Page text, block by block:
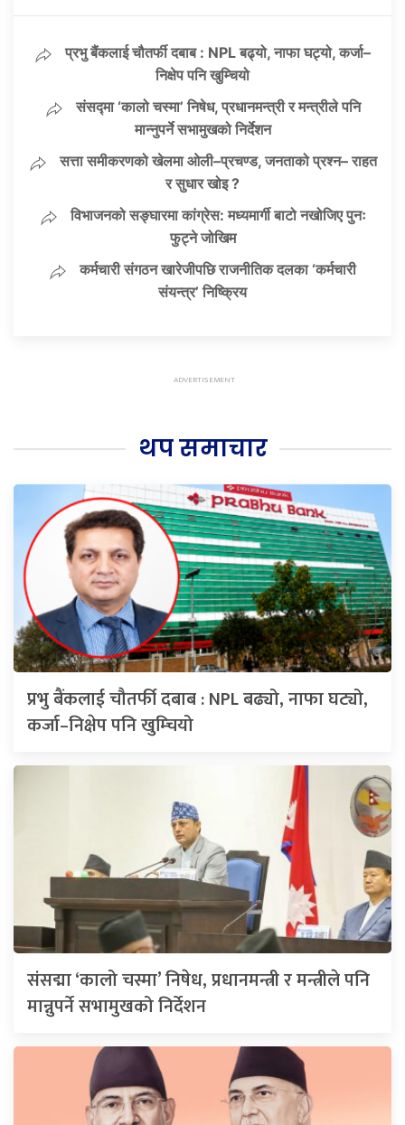
प्रभु बैंकलाई चौतर्फी दबाब : NPL बढ्यो, नाफा घट्यो, कर्जा–
निक्षेप पनि खुम्चियो
संसद्मा ‘कालो चस्मा’ निषेध, प्रधानमन्त्री र मन्त्रीले पनि
मान्नुपर्ने सभामुखको निर्देशन
सत्ता समीकरणको खेलमा ओली–प्रचण्ड, जनताको प्रश्न– राहत
र सुधार खोइ ?
विभाजनको सङ्घारमा कांग्रेस: मध्यमार्गी बाटो नखोजिए पुनः
फुट्ने जोखिम
कर्मचारी संगठन खारेजीपछि राजनीतिक दलका ‘कर्मचारी
संयन्त्र’ निष्क्रिय
थप समाचार
प्रभु बैंकलाई चौतर्फी दबाब : NPL बढ्यो, नाफा घट्यो,
कर्जा–निक्षेप पनि खुम्चियो
संसद्मा ‘कालो चस्मा’ निषेध, प्रधानमन्त्री र मन्त्रीले पनि
मान्नुपर्ने सभामुखको निर्देशन